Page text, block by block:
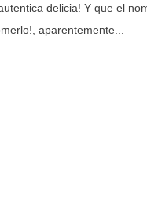
delicia! Y que el
aparentemente...